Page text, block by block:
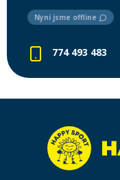
Nyní jsme offline
774 493 483